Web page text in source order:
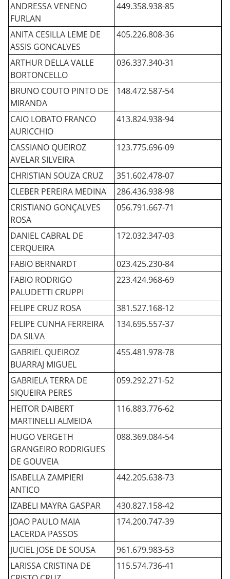
ANDRESSA VENENO
FURLAN
449.358.938-85
ANITA CESILLA LEME DE
ASSIS GONCALVES
405.226.808-36
ARTHUR DELLA VALLE
BORTONCELLO
036.337.340-31
BRUNO COUTO PINTO DE
MIRANDA
148.472.587-54
CAIO LOBATO FRANCO
AURICCHIO
413.824.938-94
CASSIANO QUEIROZ
AVELAR SILVEIRA
123.775.696-09
CHRISTIAN SOUZA CRUZ
351.602.478-07
CLEBER PEREIRA MEDINA
286.436.938-98
CRISTIANO GONÇALVES
ROSA
056.791.667-71
DANIEL CABRAL DE
CERQUEIRA
172.032.347-03
FABIO BERNARDT
023.425.230-84
FABIO RODRIGO
PALUDETTI CRUPPI
223.424.968-69
FELIPE CRUZ ROSA
381.527.168-12
FELIPE CUNHA FERREIRA
DA SILVA
134.695.557-37
GABRIEL QUEIROZ
BUARRAJ MIGUEL
455.481.978-78
GABRIELA TERRA DE
SIQUEIRA PERES
059.292.271-52
HEITOR DAIBERT
MARTINELLI ALMEIDA
116.883.776-62
HUGO VERGETH
GRANGEIRO RODRIGUES
DE GOUVEIA
088.369.084-54
ISABELLA ZAMPIERI
ANTICO
442.205.638-73
IZABELI MAYRA GASPAR
430.827.158-42
JOAO PAULO MAIA
LACERDA PASSOS
174.200.747-39
JUCIEL JOSE DE SOUSA
961.679.983-53
LARISSA CRISTINA DE
115.574.736-41